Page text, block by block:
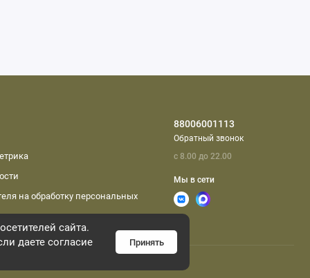
сайта.
даете согласие
Принять
на обработку персональных
88006001113
Обратный звонок
с 8.00 до 22.00
Мы в сети